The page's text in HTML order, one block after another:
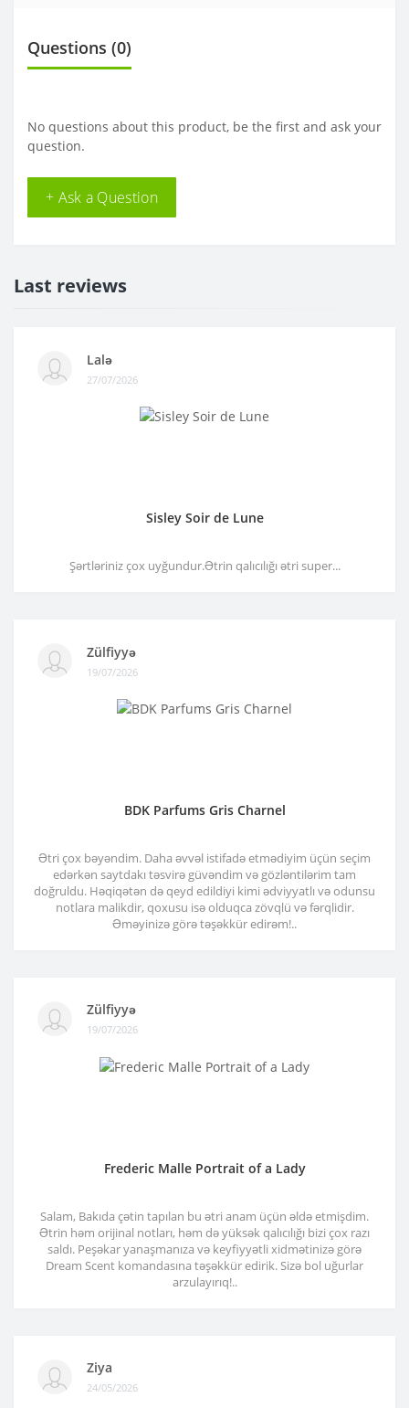
Questions (0)
No questions about this product, be the first and ask your
question.
+ Ask a Question
Last reviews
Lalə
27/07/2026
Sisley Soir de Lune
Şərtləriniz çox uyğundur.Ətrin qalıcılığı ətri super...
Zülfiyyə
19/07/2026
BDK Parfums Gris Charnel
Ətri çox bəyəndim. Daha əvvəl istifadə etmədiyim üçün seçim
edərkən saytdakı təsvirə güvəndim və gözləntilərim tam
doğruldu. Həqiqətən də qeyd edildiyi kimi ədviyyatlı və odunsu
notlara malikdir, qoxusu isə olduqca zövqlü və fərqlidir.
Əməyinizə görə təşəkkür edirəm!..
Zülfiyyə
19/07/2026
Frederic Malle Portrait of a Lady
Salam, Bakıda çətin tapılan bu ətri anam üçün əldə etmişdim.
Ətrin həm orijinal notları, həm də yüksək qalıcılığı bizi çox razı
saldı. Peşəkar yanaşmanıza və keyfiyyətli xidmətinizə görə
Dream Scent komandasına təşəkkür edirik. Sizə bol uğurlar
arzulayırıq!..
Ziya
24/05/2026